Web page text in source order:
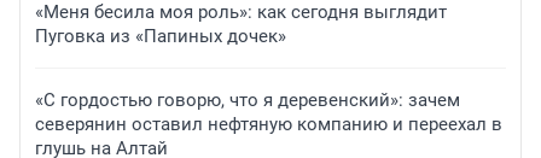
«Меня бесила моя роль»: как сегодня выглядит
Пуговка из «Папиных дочек»
«С гордостью говорю, что я деревенский»: зачем
северянин оставил нефтяную компанию и переехал в
глушь на Алтай